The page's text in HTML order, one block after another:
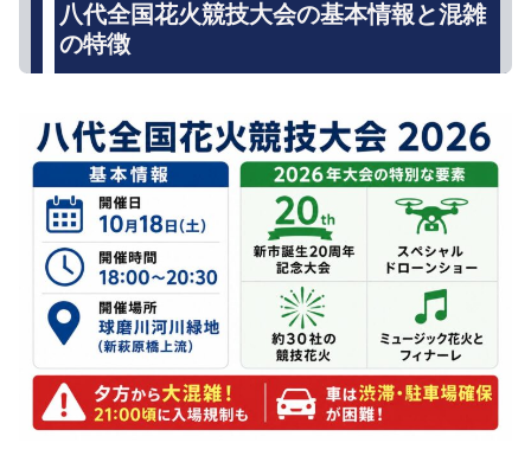
八代全国花火競技大会の基本情報と混雑
の特徴